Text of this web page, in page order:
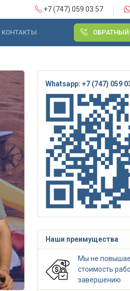
+7 (747) 059 03 57
КОНТАКТЫ ОБРАТНЫЙ
Whatsapp: +7 (747) 059
Наши преимущества
Мы не
стоимость
завершению